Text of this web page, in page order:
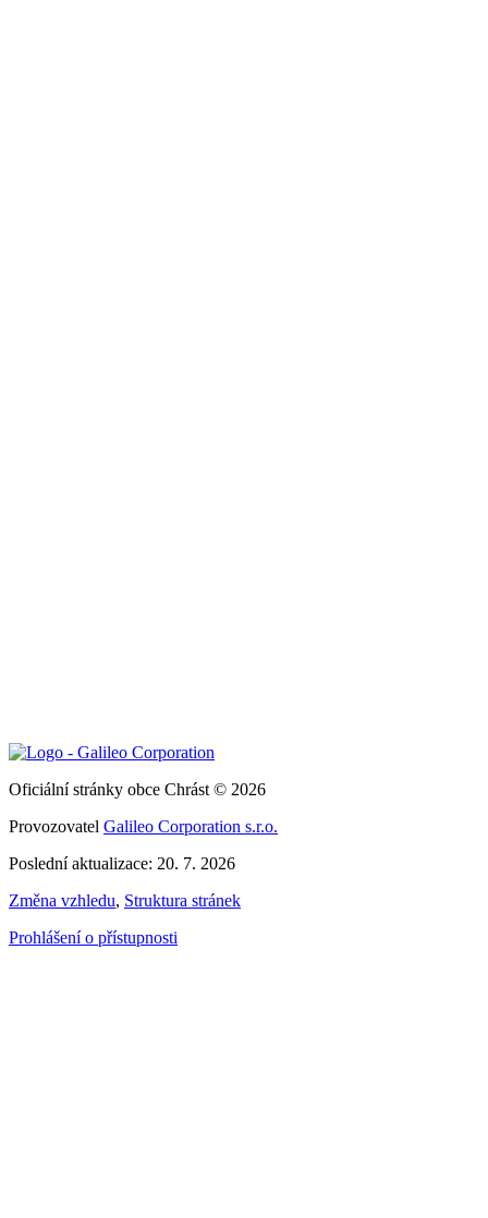
Oficiální stránky obce Chrást © 2026
Provozovatel Galileo Corporation s.r.o.
Poslední aktualizace: 20. 7. 2026
Změna vzhledu, Struktura stránek
Prohlášení o přístupnosti